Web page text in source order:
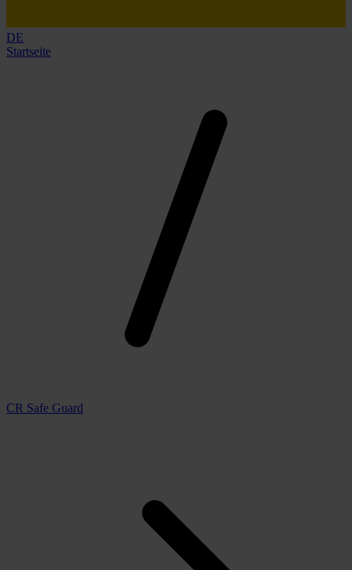
DE
Startseite
CR Safe Guard